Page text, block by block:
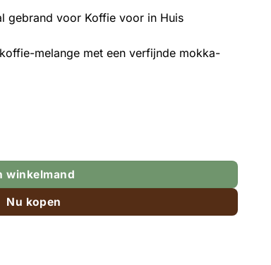
gebrand voor Koffie voor in Huis
melange met een verfijnde mokka-
- 500 gram aantal
winkelmand
Nu kopen